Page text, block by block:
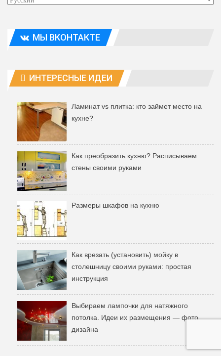
МЫ ВКОНТАКТЕ
ИНТЕРЕСНЫЕ ИДЕИ
Ламинат vs плитка: кто займет место на
кухне?
Как преобразить кухню? Расписываем
стены своими руками
Размеры шкафов на кухню
Как врезать (установить) мойку в
столешницу своими руками: простая
инструкция
Выбираем лампочки для натяжного
потолка. Идеи их размещения — фото
дизайна